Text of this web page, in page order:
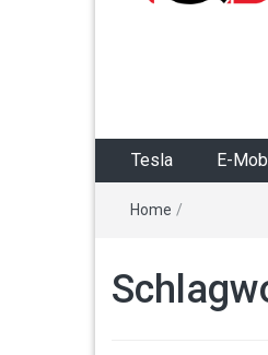
Tesla E-
Home /